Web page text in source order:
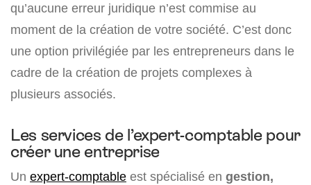
qu’aucune erreur juridique n’est commise au
moment de la création de votre société. C’est donc
une option privilégiée par les entrepreneurs dans le
cadre de la création de projets complexes à
plusieurs associés.
Les services de l’expert-comptable pour
créer une entreprise
Un expert-comptable est spécialisé en gestion,